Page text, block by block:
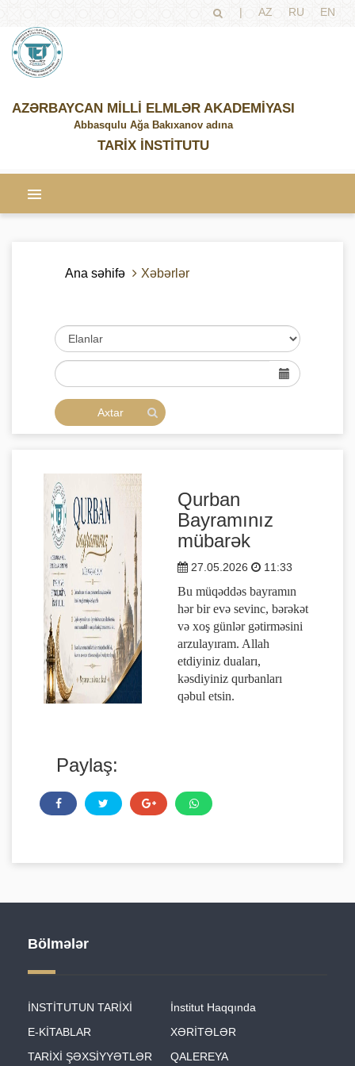
| AZ RU EN
AZƏRBAYCAN MİLLİ ELMLƏR AKADEMİYASI
Abbasqulu Ağa Bakıxanov adına
TARİX İNSTİTUTU
Ana səhifə Xəbərlər
Qurban
Bayramınız
mübarək
27.05.2026 11:33
Bu müqəddəs bayramın
hər bir evə sevinc, bərəkət
və xoş günlər gətirməsini
arzulayıram. Allah
etdiyiniz duaları,
kəsdiyiniz qurbanları
qəbul etsin.
Paylaş:
Bölmələr
İNSTİTUTUN TARİXİ
İnstitut Haqqında
E-KİTABLAR
XƏRİTƏLƏR
TARİXİ ŞƏXSİYYƏTLƏR
QALEREYA